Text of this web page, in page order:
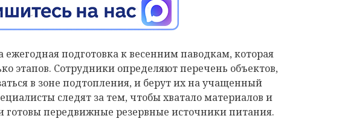
ежегодная подготовка к весенним паводкам, которая
этапов. Сотрудники определяют перечень объектов,
в зоне подтопления, и берут их на учащенный
следят за тем, чтобы хватало материалов и
готовы передвижные резервные источники питания.